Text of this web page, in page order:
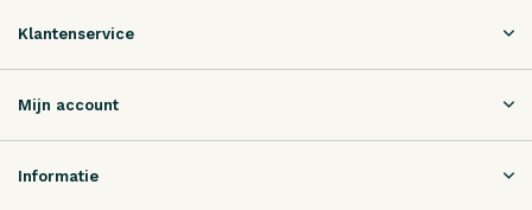
Klantenservice
Mijn account
Informatie